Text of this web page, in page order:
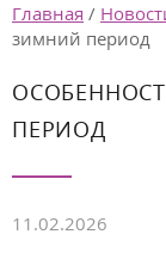
Главная /
зимний период
ПЕРИОД
11.02.2026